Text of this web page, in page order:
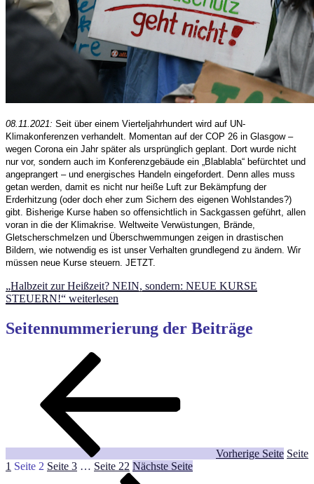
08.11.2021: Seit über einem Vierteljahrhundert wird auf UN-
Klimakonferenzen verhandelt. Momentan auf der COP 26 in Glasgow –
wegen Corona ein Jahr später als ursprünglich geplant. Dort wurde nicht
nur vor, sondern auch im Konferenzgebäude ein „Blablabla“ befürchtet und
angeprangert – und energisches Handeln eingefordert. Denn alles muss
getan werden, damit es nicht nur heiße Luft zur Bekämpfung der
Erderhitzung (oder doch eher zum Sichern des eigenen Wohlstandes?)
gibt. Bisherige Kurse haben so offensichtlich in Sackgassen geführt, allen
voran in die der Klimakrise. Weltweite Verwüstungen, Brände,
Gletscherschmelzen und Überschwemmungen zeigen in drastischen
Bildern, wie notwendig es ist unser Verhalten grundlegend zu ändern. Wir
müssen neue Kurse steuern. JETZT.
„Halbzeit zur Heißzeit? NEIN, sondern: NEUE KURSE
STEUERN!“ weiterlesen
Seitennummerierung der Beiträge
Vorherige Seite Seite
1 Seite 2 Seite 3 … Seite 22 Nächste Seite